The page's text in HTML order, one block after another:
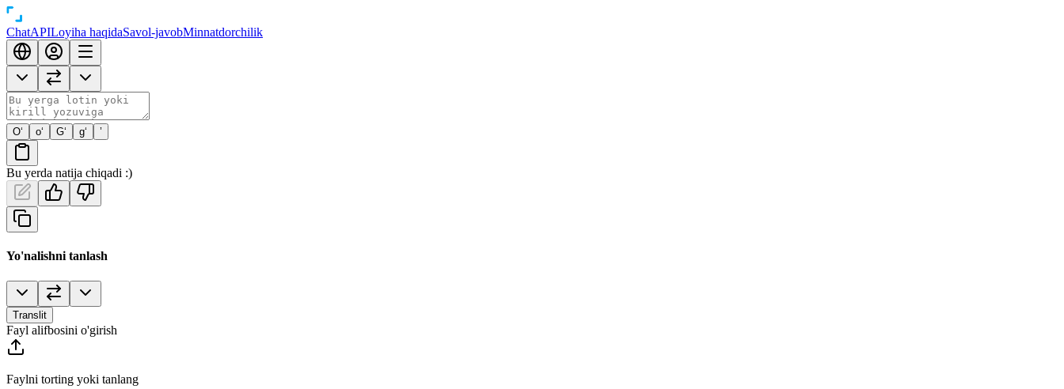
ChatAPILoyiha haqidaSavol-javobMinnatdorchilik
O‘ o‘ G‘ g‘ ’
Bu yerda natija chiqadi :)
Yo'nalishni tanlash
Translit
Fayl alifbosini o'girish
Faylni torting yoki tanlang